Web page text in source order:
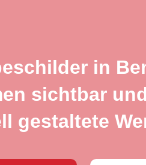
in
sichtbar
gestaltete